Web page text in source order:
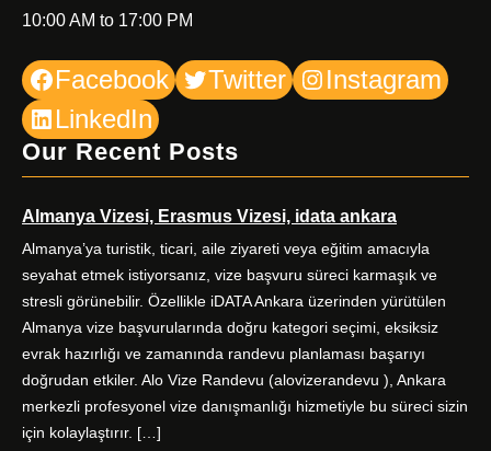
10:00 AM to 17:00 PM
Facebook Twitter
Instagram
LinkedIn
Our Recent Posts
Almanya Vizesi, Erasmus Vizesi, idata ankara
Almanya’ya turistik, ticari, aile ziyareti veya eğitim amacıyla
seyahat etmek istiyorsanız, vize başvuru süreci karmaşık ve
stresli görünebilir. Özellikle iDATA Ankara üzerinden yürütülen
Almanya vize başvurularında doğru kategori seçimi, eksiksiz
evrak hazırlığı ve zamanında randevu planlaması başarıyı
doğrudan etkiler. Alo Vize Randevu (alovizerandevu ), Ankara
merkezli profesyonel vize danışmanlığı hizmetiyle bu süreci sizin
için kolaylaştırır. […]